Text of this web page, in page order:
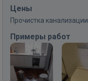
Цены
Прочистка канализации
Примеры работ